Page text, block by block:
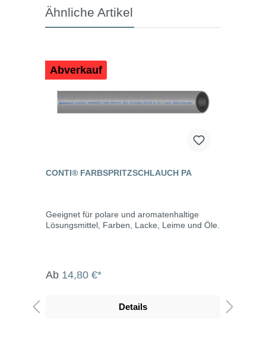
Ähnliche Artikel
Abverkauf
CONTI® FARBSPRITZSCHLAUCH PA
Geeignet für polare und aromatenhaltige
Lösungsmittel, Farben, Lacke, Leime und Öle.
Ab 14,80 €*
Details